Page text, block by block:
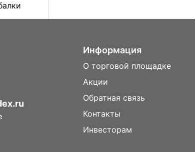
Информация
О торговой площадке
Акции
Обратная связь
Контакты
Инвесторам